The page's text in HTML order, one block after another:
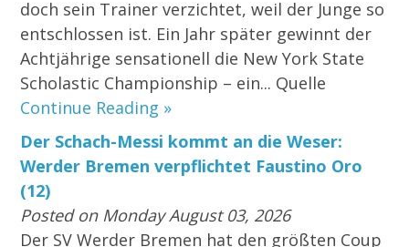
doch sein Trainer verzichtet, weil der Junge so
entschlossen ist. Ein Jahr später gewinnt der
Achtjährige sensationell die New York State
Scholastic Championship – ein... Quelle
Continue Reading »
Der Schach-Messi kommt an die Weser:
Werder Bremen verpflichtet Faustino Oro
(12)
Posted on Monday August 03, 2026
Der SV Werder Bremen hat den größten Coup